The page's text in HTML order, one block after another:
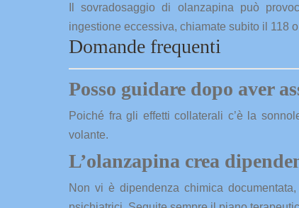
Il sovradosaggio di olanzapina può
ingestione eccessiva, chiamate subito il 118
Domande frequenti
Posso guidare dopo aver
Poiché fra gli effetti collaterali c’è la
volante.
L’olanzapina crea
Non vi è dipendenza chimica